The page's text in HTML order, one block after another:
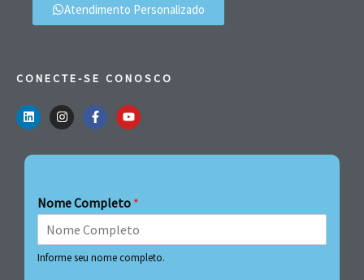
Atendimento Personalizado
CONECTE-SE CONOSCO
Nome Completo *
Informe seu nome completo.